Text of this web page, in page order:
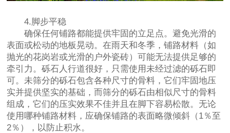
4.脚步平稳
确保任何铺路都能提供牢固的立足点。避免光滑的
表面或松动的地板晃动。在雨天和冬季，铺路材料（如
抛光的花岗岩或光滑的户外瓷砖）可能无法提供足够的
牵引力。砾石人行道很好，只需使用未经过滤的砾石即
可。未筛分的砾石包含各种尺寸的骨料，它们牢固地压
实并提供坚实的基础，而筛分的砾石由相似尺寸的骨料
组成，它们的压实效果不佳并且在脚下容易松散。无论
使用哪种铺路材料，应确保铺路的表面略微倾斜（1％至
2％），以防止积水。